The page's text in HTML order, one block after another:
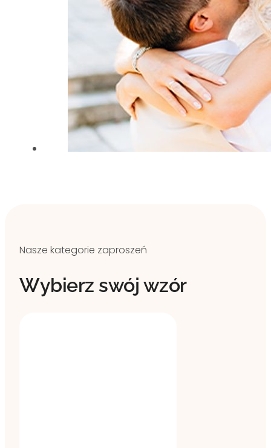
Nasze kategorie zaproszeń
Wybierz swój wzór